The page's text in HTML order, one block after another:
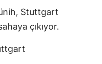
Stuttgart
çıkıyor.